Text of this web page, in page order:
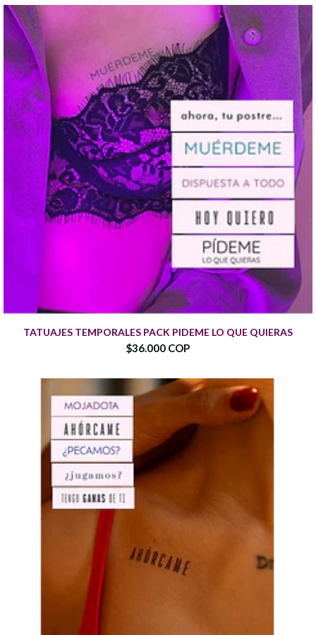
TATUAJES TEMPORALES PACK PIDEME LO QUE QUIERAS
$36.000 COP